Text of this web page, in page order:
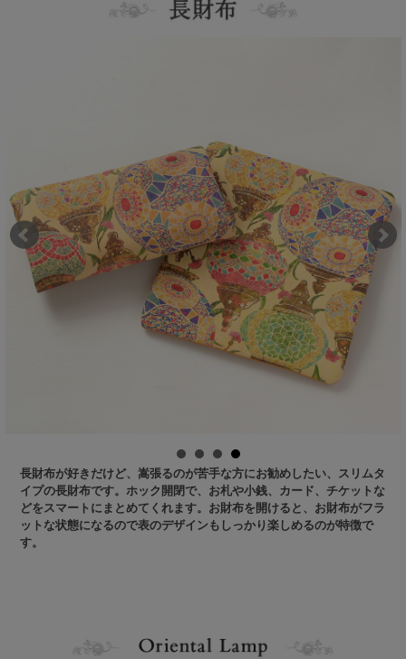
長財布が好きだけど、嵩張るのが苦手な方にお勧めしたい、スリムタ
イプの長財布です。ホック開閉で、お札や小銭、カード、チケットな
どをスマートにまとめてくれます。お財布を開けると、お財布がフラ
ットな状態になるので表のデザインもしっかり楽しめるのが特徴で
す。